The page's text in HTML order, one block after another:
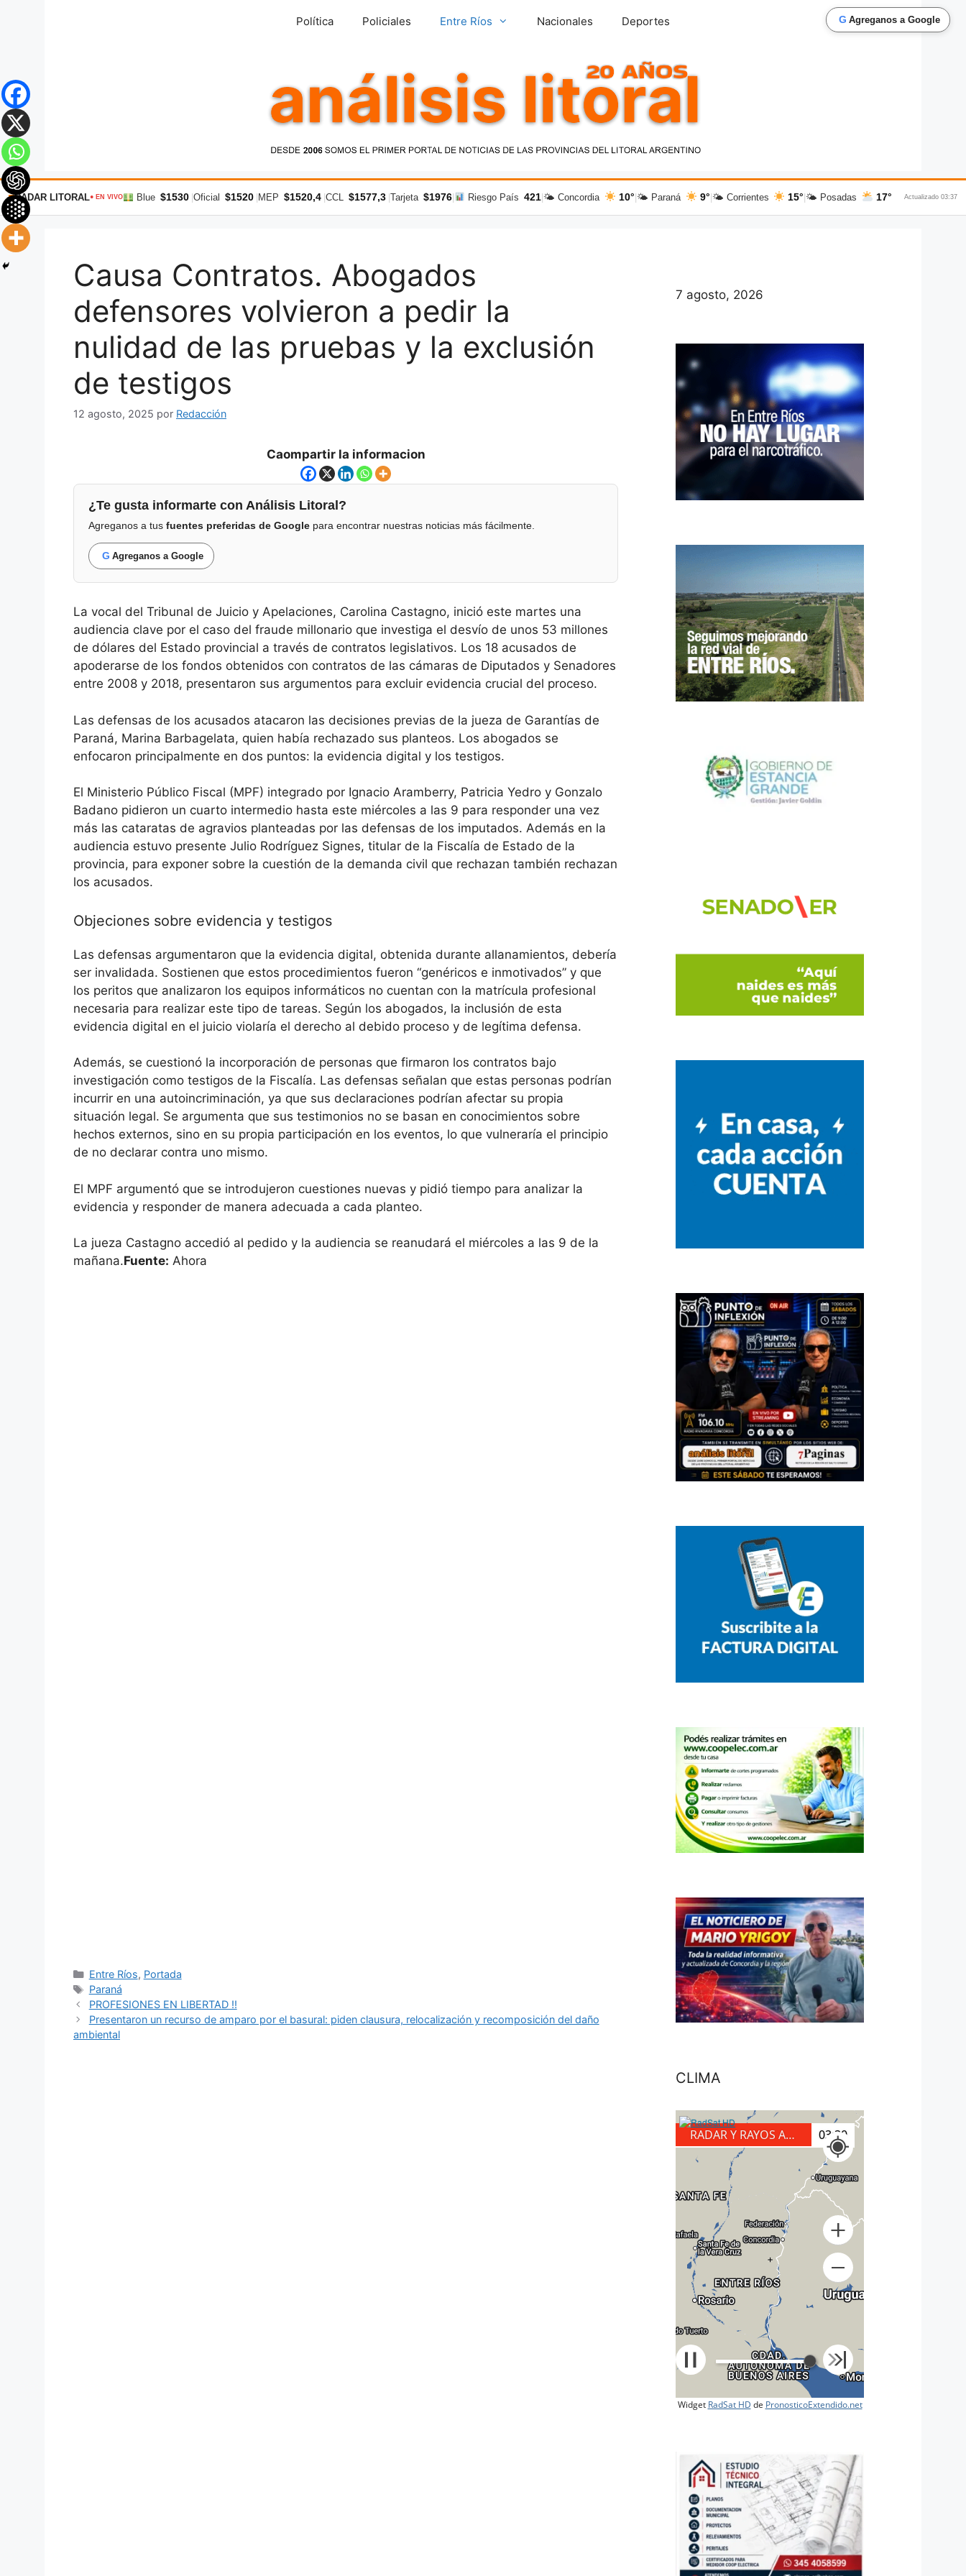
G Agreganos a Google
Política Policiales Entre Ríos Nacionales Deportes
RADAR LITORAL● EN VIVO Blue $1530 Oficial $1520 MEP $1520,4 CCL $1577,3 Tarjeta $1976| Riesgo País 421| 🌤 Concordia 10° 🌤 Paraná 9° 🌤 Corrientes 15° 🌤 Posadas 17° Actualizado 03:37
Causa Contratos. Abogados
defensores volvieron a pedir la
nulidad de las pruebas y la exclusión
de testigos
12 agosto, 2025 por Redacción
Caompartir la informacion
¿Te gusta informarte con Análisis Litoral?
Agreganos a tus fuentes preferidas de Google para encontrar nuestras noticias más fácilmente.
G Agreganos a Google
La vocal del Tribunal de Juicio y Apelaciones, Carolina Castagno, inició este martes una
audiencia clave por el caso del fraude millonario que investiga el desvío de unos 53 millones
de dólares del Estado provincial a través de contratos legislativos. Los 18 acusados de
apoderarse de los fondos obtenidos con contratos de las cámaras de Diputados y Senadores
entre 2008 y 2018, presentaron sus argumentos para excluir evidencia crucial del proceso.
Las defensas de los acusados atacaron las decisiones previas de la jueza de Garantías de
Paraná, Marina Barbagelata, quien había rechazado sus planteos. Los abogados se
enfocaron principalmente en dos puntos: la evidencia digital y los testigos.
El Ministerio Público Fiscal (MPF) integrado por Ignacio Aramberry, Patricia Yedro y Gonzalo
Badano pidieron un cuarto intermedio hasta este miércoles a las 9 para responder una vez
más las cataratas de agravios planteadas por las defensas de los imputados. Además en la
audiencia estuvo presente Julio Rodríguez Signes, titular de la Fiscalía de Estado de la
provincia, para exponer sobre la cuestión de la demanda civil que rechazan también rechazan
los acusados.
Objeciones sobre evidencia y testigos
Las defensas argumentaron que la evidencia digital, obtenida durante allanamientos, debería
ser invalidada. Sostienen que estos procedimientos fueron “genéricos e inmotivados” y que
los peritos que analizaron los equipos informáticos no cuentan con la matrícula profesional
necesaria para realizar este tipo de tareas. Según los abogados, la inclusión de esta
evidencia digital en el juicio violaría el derecho al debido proceso y de legítima defensa.
Además, se cuestionó la incorporación de personas que firmaron los contratos bajo
investigación como testigos de la Fiscalía. Las defensas señalan que estas personas podrían
incurrir en una autoincriminación, ya que sus declaraciones podrían afectar su propia
situación legal. Se argumenta que sus testimonios no se basan en conocimientos sobre
hechos externos, sino en su propia participación en los eventos, lo que vulneraría el principio
de no declarar contra uno mismo.
El MPF argumentó que se introdujeron cuestiones nuevas y pidió tiempo para analizar la
evidencia y responder de manera adecuada a cada planteo.
La jueza Castagno accedió al pedido y la audiencia se reanudará el miércoles a las 9 de la
mañana.Fuente: Ahora
Categorías
Entre Ríos, Portada
Etiquetas
Paraná
PROFESIONES EN LIBERTAD !!
Presentaron un recurso de amparo por el basural: piden clausura, relocalización y recomposición del daño
ambiental
7 agosto, 2026
CLIMA
RADAR Y RAYOS A TIERRA 03:30
+
Widget RadSat HD de PronosticoExtendido.net